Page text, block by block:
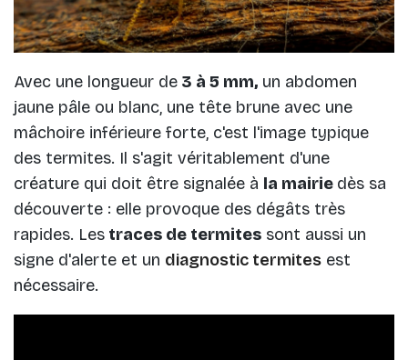
Avec une longueur de 3 à 5 mm, un abdomen
jaune pâle ou blanc, une tête brune avec une
mâchoire inférieure forte, c'est l'image typique
des termites. Il s'agit véritablement d'une
créature qui doit être signalée à la mairie dès sa
découverte : elle provoque des dégâts très
rapides. Les traces de termites sont aussi un
signe d'alerte et un diagnostic termites est
nécessaire.